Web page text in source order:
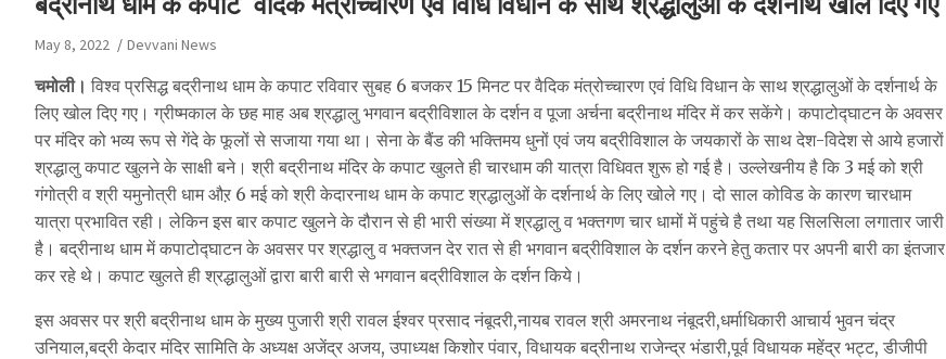
May 8, 2022 Devvani News
चमोली। विश्व प्रसिद्ध बद्रीनाथ धाम के कपाट रविवार सुबह 6 बजकर 15 मिनट पर वैदिक मंत्रोच्चारण एवं विधि विधान के साथ श्रद्धालुओं के दर्शनार्थ के
लिए खोल दिए गए। ग्रीष्मकाल के छह माह अब श्रद्धालु भगवान बद्रीविशाल के दर्शन व पूजा अर्चना बद्रीनाथ मंदिर में कर सकेंगे। कपाटोद्घाटन के अवसर
पर मंदिर को भव्य रूप से गेंदे के फूलों से सजाया गया था। सेना के बैंड की भक्तिमय धुनों एवं जय बद्रीविशाल के जयकारों के साथ देश-विदेश से आये हजारों
श्रद्धालु कपाट खुलने के साक्षी बने। श्री बद्रीनाथ मंदिर के कपाट खुलते ही चारधाम की यात्रा विधिवत शुरू हो गई है। उल्लेखनीय है कि 3 मई को श्री
गंगोत्री व श्री यमुनोत्री धाम औऱ 6 मई को श्री केदारनाथ धाम के कपाट श्रद्धालुओं के दर्शनार्थ के लिए खोले गए। दो साल कोविड के कारण चारधाम
यात्रा प्रभावित रही। लेकिन इस बार कपाट खुलने के दौरान से ही भारी संख्या में श्रद्धालु व भक्तगण चार धामों में पहुंचे है तथा यह सिलसिला लगातार जारी
है। बद्रीनाथ धाम में कपाटोद्घाटन के अवसर पर श्रद्धालु व भक्तजन देर रात से ही भगवान बद्रीविशाल के दर्शन करने हेतु कतार पर अपनी बारी का इंतजार
कर रहे थे। कपाट खुलते ही श्रद्धालुओं द्वारा बारी बारी से भगवान बद्रीविशाल के दर्शन किये।
इस अवसर पर श्री बद्रीनाथ धाम के मुख्य पुजारी श्री रावल ईश्वर प्रसाद नंबूदरी,नायब रावल श्री अमरनाथ नंबूदरी,धर्माधिकारी आचार्य भुवन चंद्र
उनियाल,बद्री केदार मंदिर सामिति के अध्यक्ष अजेंद्र अजय, उपाध्यक्ष किशोर पंवार, विधायक बद्रीनाथ राजेन्द्र भंडारी,पूर्व विधायक महेंद्र भट्ट, डीजीपी